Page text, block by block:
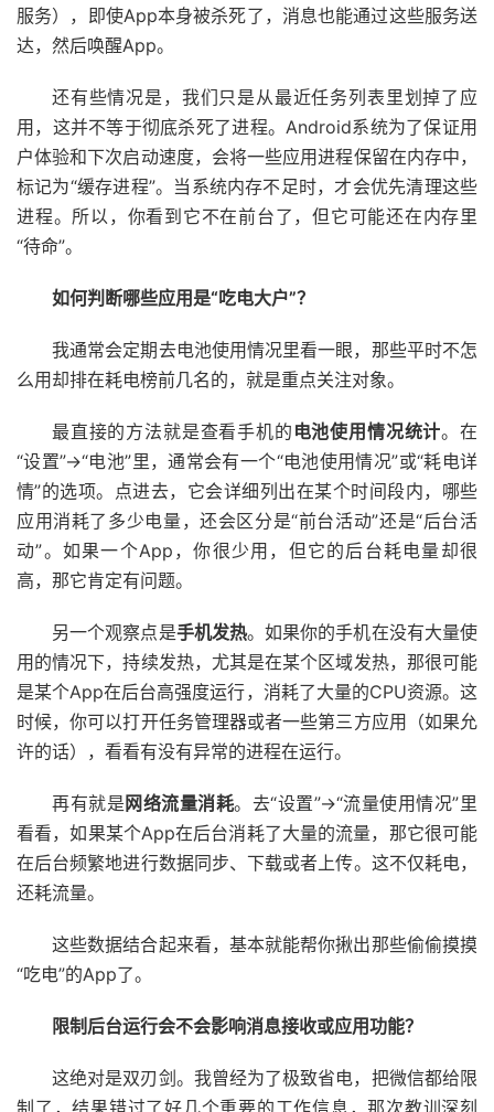
服务），即使App本身被杀死了，消息也能通过这些服务送
达，然后唤醒App。
还有些情况是，我们只是从最近任务列表里划掉了应
用，这并不等于彻底杀死了进程。Android系统为了保证用
户体验和下次启动速度，会将一些应用进程保留在内存中，
标记为“缓存进程”。当系统内存不足时，才会优先清理这些
进程。所以，你看到它不在前台了，但它可能还在内存里
“待命”。
如何判断哪些应用是“吃电大户”？
我通常会定期去电池使用情况里看一眼，那些平时不怎
么用却排在耗电榜前几名的，就是重点关注对象。
最直接的方法就是查看手机的 电池使用情况统计。在
“设置”->“电池”里，通常会有一个“电池使用情况”或“耗电详
情”的选项。点进去，它会详细列出在某个时间段内，哪些
应用消耗了多少电量，还会区分是“前台活动”还是“后台活
动”。如果一个App，你很少用，但它的后台耗电量却很
高，那它肯定有问题。
另一个观察点是手机发热。如果你的手机在没有大量使
用的情况下，持续发热，尤其是在某个区域发热，那很可能
是某个App在后台高强度运行，消耗了大量的CPU资源。这
时候，你可以打开任务管理器或者一些第三方应用（如果允
许的话），看看有没有异常的进程在运行。
再有就是网络流量消耗。去“设置”->“流量使用情况”里
看看，如果某个App在后台消耗了大量的流量，那它很可能
在后台频繁地进行数据同步、下载或者上传。这不仅耗电，
还耗流量。
这些数据结合起来看，基本就能帮你揪出那些偷偷摸摸
“吃电”的App了。
限制后台运行会不会影响消息接收或应用功能？
这绝对是双刃剑。我曾经为了极致省电，把微信都给限
制了，结果错过了好几个重要的工作信息，那次教训深刻